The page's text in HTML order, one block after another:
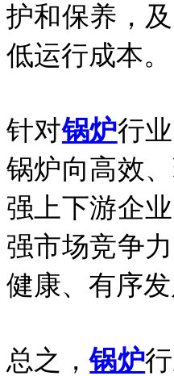
护和保养，
低运行成本。
针对锅炉行
锅炉向高效
强上下游企
强市场竞争
健康、有序发
总之，锅炉